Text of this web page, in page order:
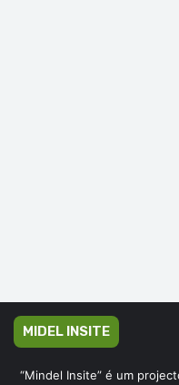
MIDEL INSITE
“Mindel Insite” é um